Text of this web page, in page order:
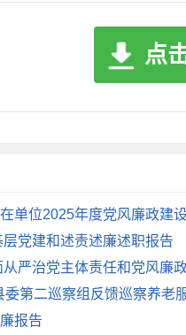
*份。
专项整治行动的基础上，
位建立责任清单、问题清
促主责单位领域、系统、
正之风和腐败问题工作推
乡镇（街道）进行宣讲。
腐败问题共立案**件**人。
态**人次，同比增长**％
点
单位2025年度党风廉政建
党建和述责述廉述职报告
严治党主体责任和党风廉
第二巡察组反馈巡察养老
报告